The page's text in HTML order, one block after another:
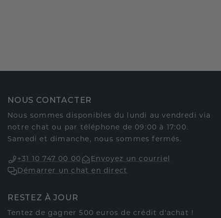
NOUS CONTACTER
Nous sommes disponibles du lundi au vendredi via
notre chat ou par téléphone de 09:00 à 17:00.
Samedi et dimanche, nous sommes fermés.
+31 10 747 00 00
Envoyez un courriel
Démarrer un chat en direct
RESTEZ À JOUR
Tentez de gagner 500 euros de crédit d'achat !